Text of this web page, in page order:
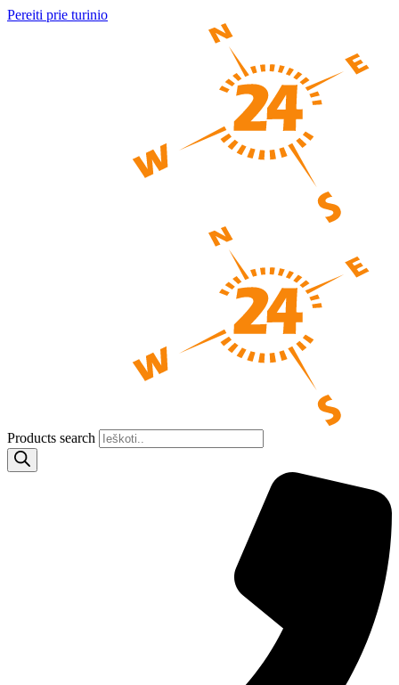
Pereiti prie turinio
Products search